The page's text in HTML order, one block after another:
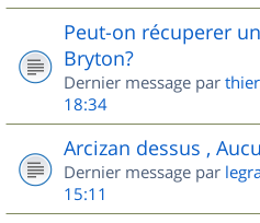
Peut-on récuperer
Bryton?
Dernier message par
18:34
Arcizan dessus ,
Dernier message par
15:11